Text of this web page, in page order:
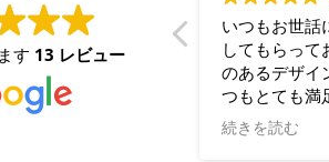
す 13 レビュー
アドレスが使えな
連絡を取りました
ありがとうござい
いつもお世話
してもらって
のあるデザイ
つもとても満
も素早く対応
続きを読む